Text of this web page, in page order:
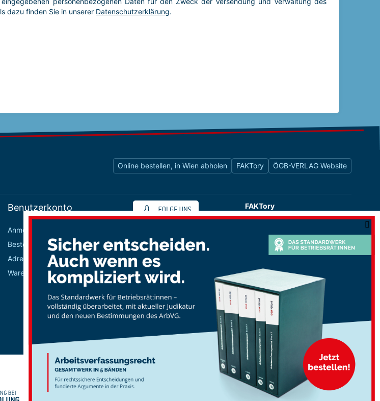
Online bestellen, in Wien abholen FAKTory ÖGB-VERLAG Website
Benutzerkonto
Anmelden / Registrieren
Bestellungen
Adressbuch
Warenkorb
FAKTory
Buchhandlung des ÖGB-Verlags
1010 Wien
Tel: 01 / 405 49 98 / 99132
Fax: 01 / 405 49 98 / 99136
Öffnungszeiten:
Montag bis Freitag
9:00 - 18:00 Uhr
durchgehend